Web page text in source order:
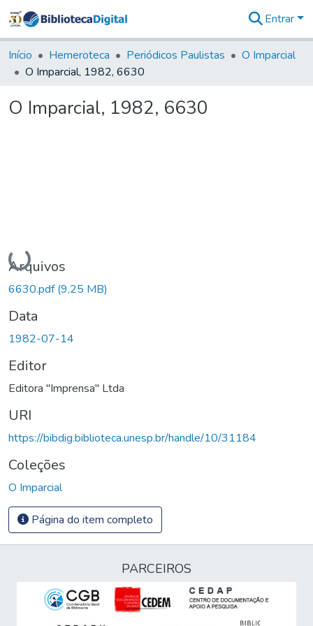
&
Coleções
Tudo na
Digital
Entrar
Início Hemeroteca Periódicos Paulistas
O Imparcial
O Imparcial, 1982, 6630
O Imparcial, 1982, 6630
Carregando...
Arquivos
6630.pdf(9,25 MB)
Data
1982-07-14
Editor
Editora "Imprensa" Ltda
URI
https://bibdig.biblioteca.unesp.br/handle/10/31184
Coleções
O Imparcial
Página do item completo
PARCEIROS